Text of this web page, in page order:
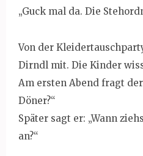
„Guck mal da. Die
Von der
Dirndl mit. Die Kinder
Am ersten Abend fragt
Döner?“
Später sagt er: „Wann
an?“